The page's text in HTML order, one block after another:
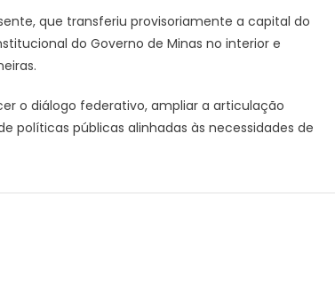
que transferiu provisoriamente a capital do
do Governo de Minas no interior e
o diálogo federativo, ampliar a articulação
políticas públicas alinhadas às necessidades de